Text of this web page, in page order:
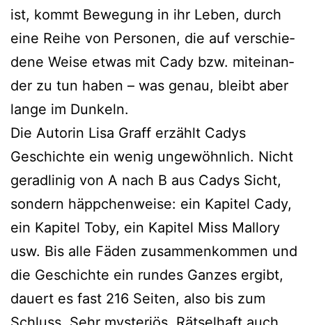
ist, kommt Bewegung in ihr Leben, durch
eine Reihe von Personen, die auf ver­schie­
de­ne Weise etwas mit Cady bzw. mit­ein­an­
der zu tun haben – was genau, bleibt aber
lan­ge im Dunkeln.
Die Autorin Lisa Graff erzählt Cadys
Geschichte ein wenig unge­wöhn­lich. Nicht
gerad­li­nig von A nach B aus Cadys Sicht,
son­dern häpp­chen­wei­se: ein Kapitel Cady,
ein Kapitel Toby, ein Kapitel Miss Mallory
usw. Bis alle Fäden zusam­men­kom­men und
die Geschichte ein run­des Ganzes ergibt,
dau­ert es fast 216 Seiten, also bis zum